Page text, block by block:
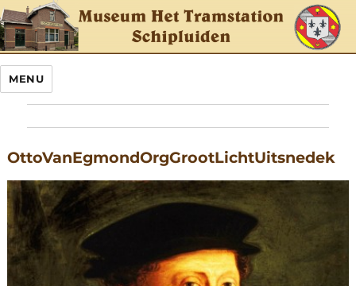
MENU
OttoVanEgmondOrgGrootLichtUitsnedek